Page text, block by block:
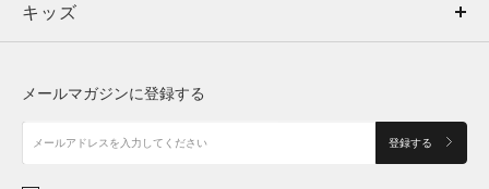
キッズ
アクセサリー
ボトムス
アクセサリー
トップス
シューズ
キッズ
メールマガジンに登録する
登録する